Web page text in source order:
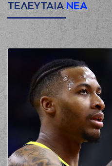
ΤΕΛΕΥΤΑΙΑ ΝΕΑ